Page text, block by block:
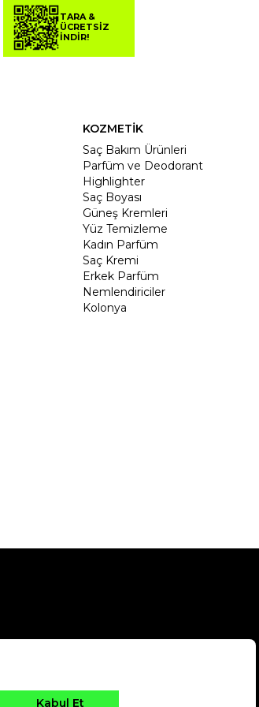
TARA &
ÜCRETSİZ
İNDİR!
KOZMETİK
Saç Bakım Ürünleri
Parfüm ve Deodorant
Highlighter
Saç Boyası
Güneş Kremleri
Yüz Temizleme
Kadın Parfüm
Saç Kremi
Erkek Parfüm
Nemlendiriciler
Kolonya